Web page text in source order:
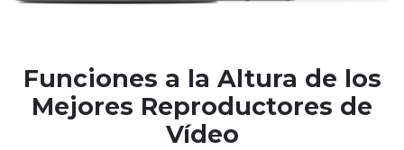
Funciones a la Altura de los
Mejores Reproductores de
Vídeo